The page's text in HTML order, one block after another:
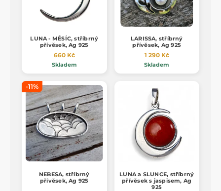
LUNA - MĚSÍC, stříbrný
přívěsek, Ag 925
660 Kč
Skladem
LARISSA, stříbrný
přívěsek, Ag 925
1 290 Kč
Skladem
-11%
NEBESA, stříbrný
přívěsek, Ag 925
LUNA a SLUNCE, stříbrný
přívěsek s jaspisem, Ag
925